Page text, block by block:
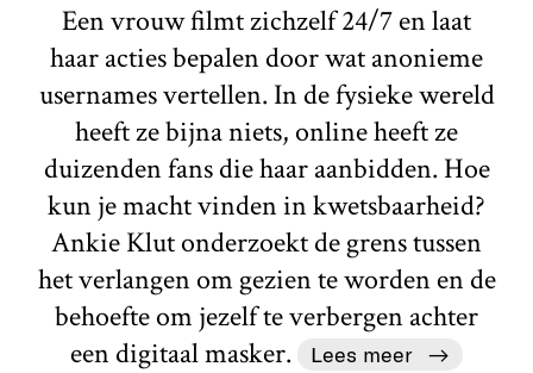
Een vrouw filmt zichzelf 24/7 en laat
haar acties bepalen door wat anonieme
usernames vertellen. In de fysieke wereld
heeft ze bijna niets, online heeft ze
duizenden fans die haar aanbidden. Hoe
kun je macht vinden in kwetsbaarheid?
Ankie Klut onderzoekt de grens tussen
het verlangen om gezien te worden en de
behoefte om jezelf te verbergen achter
een digitaal masker.
Lees meer